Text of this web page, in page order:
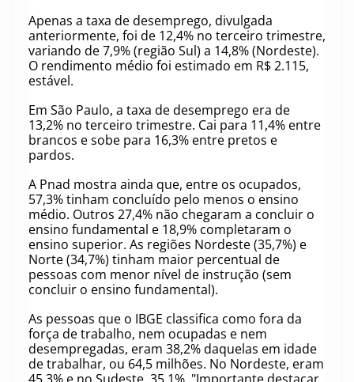
Apenas a taxa de desemprego, divulgada
anteriormente, foi de 12,4% no terceiro trimestre,
variando de 7,9% (região Sul) a 14,8% (Nordeste).
O rendimento médio foi estimado em R$ 2.115,
estável.
Em São Paulo, a taxa de desemprego era de
13,2% no terceiro trimestre. Cai para 11,4% entre
brancos e sobe para 16,3% entre pretos e
pardos.
A Pnad mostra ainda que, entre os ocupados,
57,3% tinham concluído pelo menos o ensino
médio. Outros 27,4% não chegaram a concluir o
ensino fundamental e 18,9% completaram o
ensino superior. As regiões Nordeste (35,7%) e
Norte (34,7%) tinham maior percentual de
pessoas com menor nível de instrução (sem
concluir o ensino fundamental).
As pessoas que o IBGE classifica como fora da
força de trabalho, nem ocupadas e nem
desempregadas, eram 38,2% daquelas em idade
de trabalhar, ou 64,5 milhões. No Nordeste, eram